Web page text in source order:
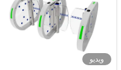
ویدیو